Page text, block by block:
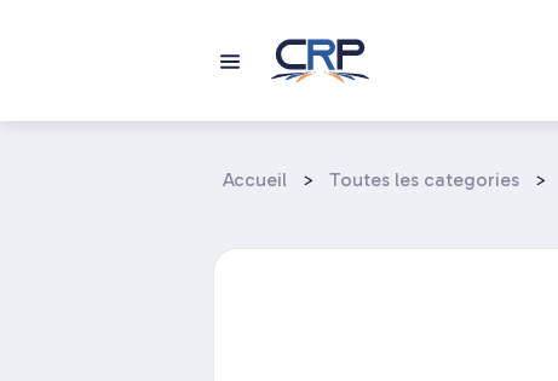
Accueil > Toutes les categories >